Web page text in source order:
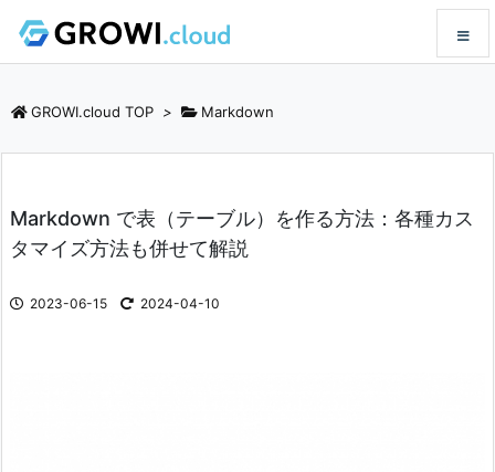
GROWI.cloud TOP > Markdown
Markdown で表（テーブル）を作る方法：各種カス
タマイズ方法も併せて解説
2023-06-15 2024-04-10